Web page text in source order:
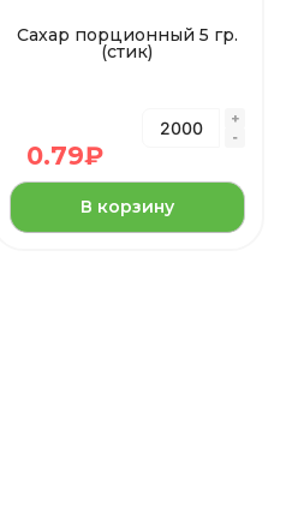
Сахар порционный 5 гр.
(стик)
0.79₽
В корзину